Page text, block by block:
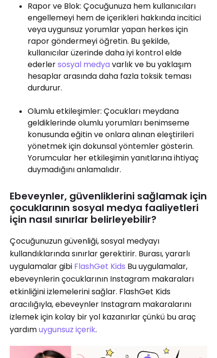
Rapor ve Blok: Çocuğunuza hem kullanıcıları
engellemeyi hem de içerikleri hakkında incitici
veya uygunsuz yorumlar yapan herkes için
rapor göndermeyi öğretin. Bu şekilde,
kullanıcılar üzerinde daha iyi kontrol elde
ederlersosyal medya varlık ve bu yaklaşım
hesaplar arasında daha fazla toksik teması
durdurur.
Olumlu etkileşimler: Çocukları meydana
geldiklerinde olumlu yorumları benimseme
konusunda eğitin ve onlara alınan eleştirileri
yönetmek için dokunsal yöntemler gösterin.
Yorumcular her etkileşimin yanıtlarına ihtiyaç
duymadığını anlamalıdır.
Ebeveynler, güvenliklerini sağlamak için
çocuklarının sosyal medya faaliyetleri
için nasıl sınırlar belirleyebilir?
Çocuğunuzun güvenliği, sosyal medyayı
kullandıklarında sınırlar gerektirir. Burası, yararlı
uygulamalar gibi FlashGet Kids Bu uygulamalar,
ebeveynlerin çocuklarının Instagram makaraları
etkinliğini izlemelerini sağlar. FlashGet Kids
aracılığıyla, ebeveynler Instagram makaralarını
izlemek için kolay bir yol kazanırlar çünkü bu araç
yardımuygunsuz içerik.